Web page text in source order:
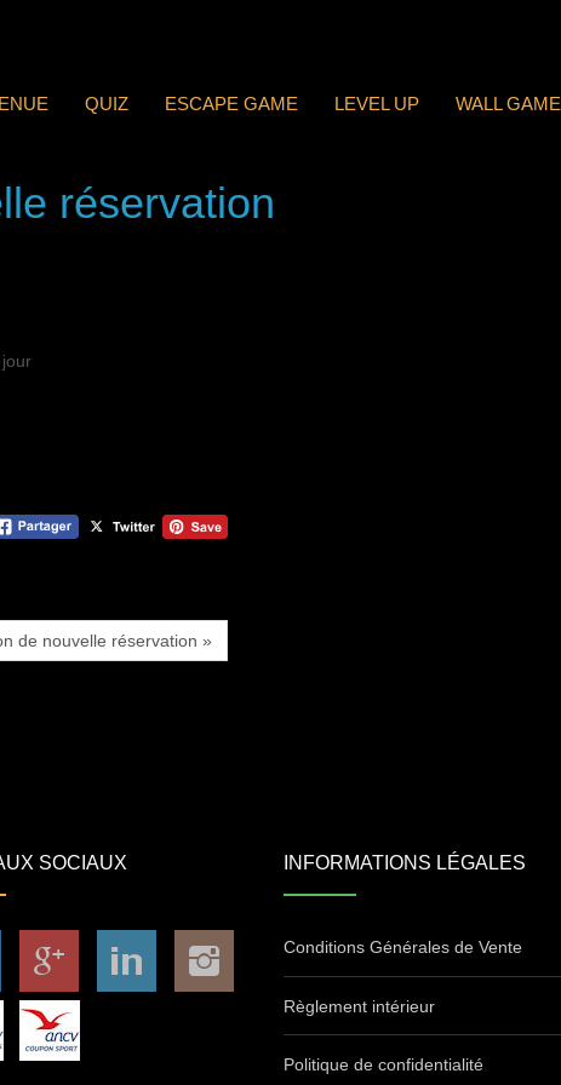
QUIZ ESCAPE GAME LEVEL UP WALL GAME
réservation
de nouvelle réservation »
SOCIAUX INFORMATIONS LÉGALES
Conditions Générales de Vente
Règlement intérieur
Politique de confidentialité